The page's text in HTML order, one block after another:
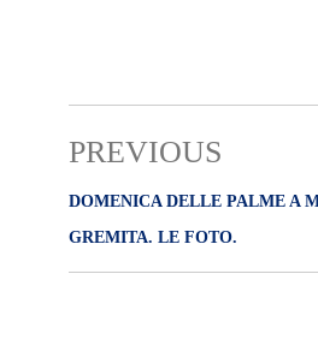
PREVIOUS
DOMENICA DELLE PALME A
GREMITA. LE FOTO.